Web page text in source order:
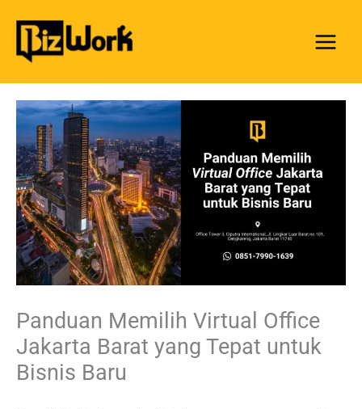
content
Panduan Memilih Virtual Office
Jakarta Barat yang Tepat untuk
Bisnis Baru